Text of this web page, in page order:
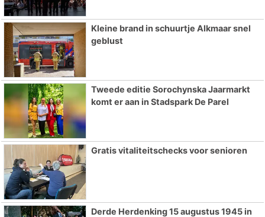
Kleine brand in schuurtje Alkmaar snel
geblust
Tweede editie Sorochynska Jaarmarkt
komt er aan in Stadspark De Parel
Gratis vitaliteitschecks voor senioren
Derde Herdenking 15 augustus 1945 in